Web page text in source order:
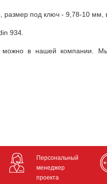
под ключ - 9,78-10 мм,
934.
можно в нашей компании.
Персональный
менеджер
проекта